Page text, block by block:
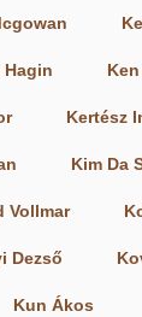
Hagin
Kertész
Kim Da
Vollmar
Dezső
Kun Ákos